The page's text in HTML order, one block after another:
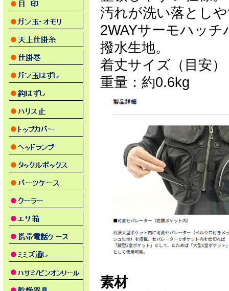
汚れが洗い落とし
2WAYサーモハッ
撥水生地。
着丈サイズ（目安
重量：約0.6kg
素材